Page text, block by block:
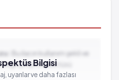
Bu ilacın kullanım şekli ve
bilgi için prospektüsü
Bilgisi
uyarılar ve daha fazlası